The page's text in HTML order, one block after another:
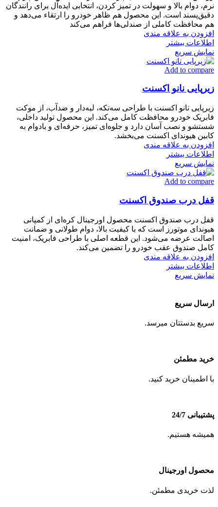
نرم، دوام بالا و سهولت در تمیز کردن، انتخابی ایده‌آل برای رانندگان
دقیق‌پسند است. این محصول هم ظاهر خودرو را ارتقاء می‌دهد و
هم محافظت کاملی از صندلی‌ها فراهم می‌کند
افزودن به علاقه مندی
اطلاعات بیشتر
نمایش سریع
Add to compare
زیرپایی نانو اکسنت
زیرپایی نانو اکسنت با طراحی سه‌تکه، لبه‌دار و ضدآب، از موکت
فابریک خودرو محافظت کامل می‌کند. این محصول تولید داخلی،
شستشو و نصب آسان دارد و جلوه‌ای تمیز، حرفه‌ای و بادوام به
کابین هیوندای اکسنت می‌بخشد.
افزودن به علاقه مندی
اطلاعات بیشتر
نمایش سریع
Add to compare
قفل درب صندوق اکسنت
قفل درب صندوق اکسنت محصول اورجینال کره‌ای از کمپانی
هیوندای موتورز است که با کیفیت بالا، دوام طولانی و ضمانت
اصالت عرضه می‌شود. این قطعه اصلی با طراحی فابریک، امنیت
کامل صندوق عقب خودرو را تضمین می‌کند.
افزودن به علاقه مندی
اطلاعات بیشتر
نمایش سریع
ارسال سریع
سریع بدستتان میرسد.
خرید مطمئن
با اطمینان خرید کنید.
پشتیبانی 24/7
همیشه هستیم.
محصول اورجینال
لذت خریدی مطمئن.